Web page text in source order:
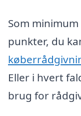
Som
punkter, du
Eller i hvert
brug for